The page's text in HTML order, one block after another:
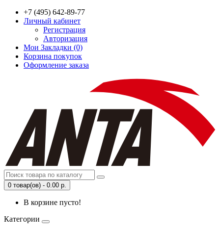
+7 (495) 642-89-77
Личный кабинет
Регистрация
Авторизация
Мои Закладки (0)
Корзина покупок
Оформление заказа
0 товар(ов) - 0.00 р.
В корзине пусто!
Категории